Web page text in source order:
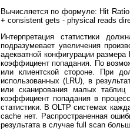
Вычисляется по формуле: Hit
+ consistent gets - physical reads
Интерпретация статистики
подразумевает увеличения
адекватной конфигурации
коэффициент попадания. По
или клиентской стороне. При
использованных (LRU), в
или сканирования малых
коэффициент попадания в
статистики. В OLTP системах
cache нет. Распространенная
результата в случае full scan